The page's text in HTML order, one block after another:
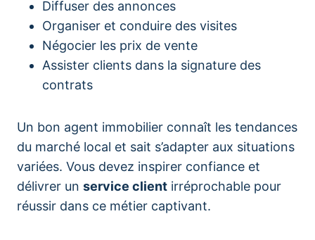
Diffuser des annonces
Organiser et conduire des visites
Négocier les prix de vente
Assister clients dans la signature des
contrats
Un bon agent immobilier connaît les tendances
du marché local et sait s’adapter aux situations
variées. Vous devez inspirer confiance et
délivrer un service client irréprochable pour
réussir dans ce métier captivant.